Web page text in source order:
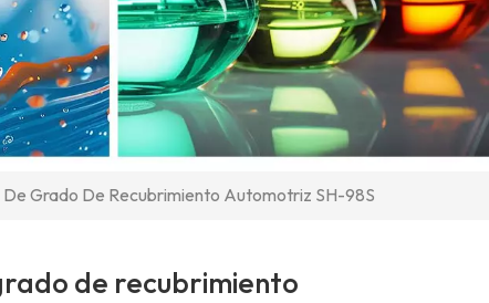
De Grado De Recubrimiento Automotriz SH-98S
de recubrimiento